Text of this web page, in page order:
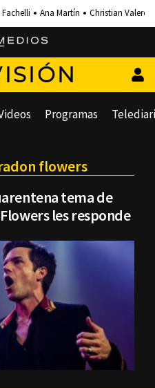
Ana Martín Christian Valero
Programas
flowers
tema de
les responde